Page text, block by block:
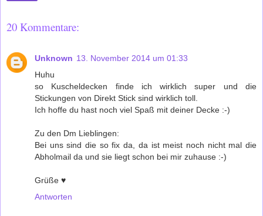
20 Kommentare:
Unknown 13. November 2014 um 01:33
Huhu
so Kuscheldecken finde ich wirklich super und die
Stickungen von Direkt Stick sind wirklich toll.
Ich hoffe du hast noch viel Spaß mit deiner Decke :-)
Zu den Dm Lieblingen:
Bei uns sind die so fix da, da ist meist noch nicht mal die
Abholmail da und sie liegt schon bei mir zuhause :-)
Grüße ♥
Antworten